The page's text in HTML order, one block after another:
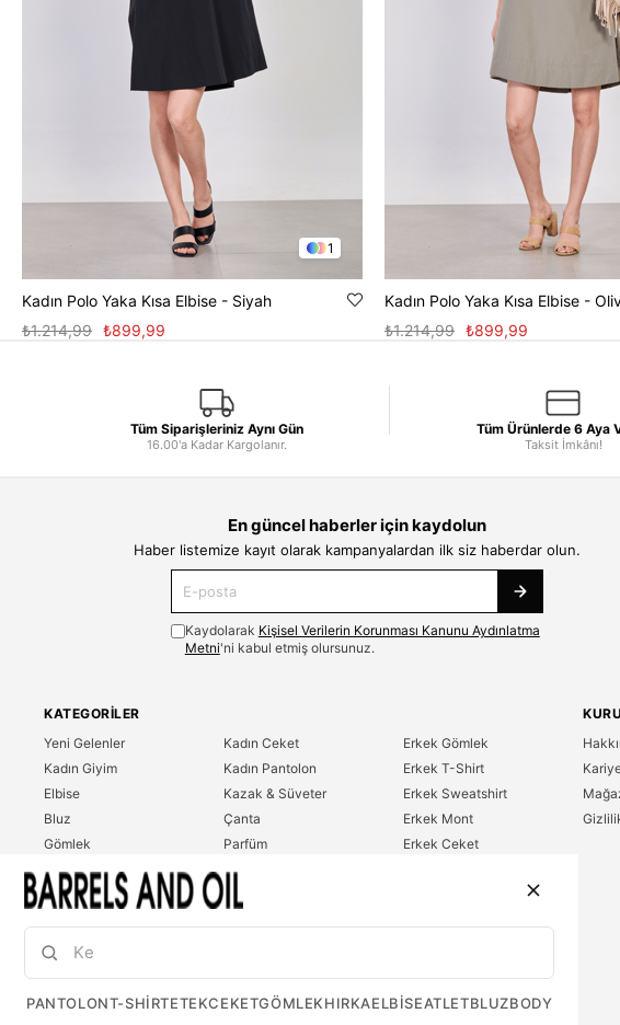
1
Kadın Polo Yaka Kısa Elbise - Siyah
₺899,99
₺1.214,99
Kadın Polo Yaka Kısa Elbise -
₺899,99
₺1.214,99
Tüm Siparişleriniz Aynı Gün
16.00'a Kadar Kargolanır.
Tüm Ürünlerde 6 Aya
Taksit İmkânı!
En güncel haberler için kaydolun
Haber listemize kayıt olarak kampanyalardan ilk siz haberdar olun.
Kaydolarak Kişisel Verilerin Korunması Kanunu Aydınlatma
Metni'ni kabul etmiş olursunuz.
KATEGORILER
Yeni Gelenler
Kadın Giyim
Elbise
Bluz
Gömlek
T-Shirt
Sweatshirt
Kadın Ceket
Kadın Pantolon
Kazak & Süveter
Çanta
Parfüm
Erkek Giyim
Erkek Gömlek
Erkek T-Shirt
Erkek Sweatshirt
Erkek Mont
Erkek Ceket
PANTOLONT-SHIRTETEKCEKETGÖMLEKHIRKAELBISEATLETBLUZBODY